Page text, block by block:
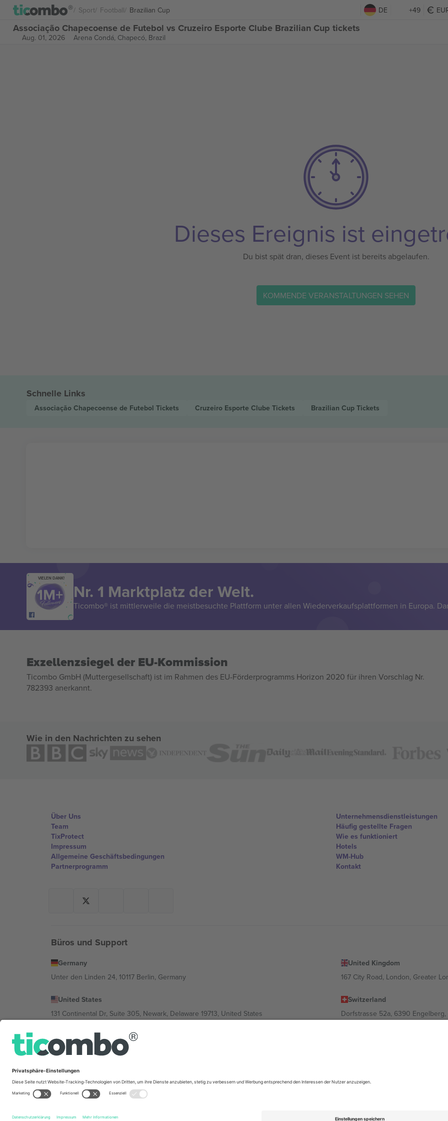
Sport Football Brazilian Cup DE +49
Associação Chapecoense de Futebol vs Cruzeiro Esporte Clube Brazilian Cup tickets
Aug. 01, 2026 Arena Condá, Chapecó, Brazil
Dieses Ereignis ist
Du bist spät dran, dieses Event ist bereits abgelaufen.
KOMMENDE VERANSTALTUNGEN SEHEN
Schnelle Links
Associação Chapecoense de Futebol Tickets Cruzeiro Esporte Clube Tickets Brazilian Cup Tickets
VIELEN DANK!
Nr. 1 Marktplatz der Welt.
Ticombo® ist mittlerweile die meistbesuchte Plattform unter allen Wiederverkaufsplattformen in Europa.
Exzellenzsiegel der EU-Kommission
Ticombo GmbH (Muttergesellschaft) ist im Rahmen des EU-Förderprogramms Horizon 2020 für ihren Vorschlag Nr.
782393 anerkannt.
Wie in den Nachrichten zu sehen
Über Uns
Team
TixProtect
Impressum
Allgemeine Geschäftsbedingungen
Partnerprogramm
Unternehmensdienstleistungen
Häufig gestellte Fragen
Wie es funktioniert
Hotels
WM-Hub
Kontakt
Büros und Support
Germany
Unter den Linden 24, 10117 Berlin, Germany
United Kingdom
167 City Road, London, Greater
United States
131 Continental Dr, Suite 305, Newark, Delaware 19713, United States
Switzerland
Dorfstrasse 52a, 6390 Engelberg,
Bulgaria
Regus Sofia City West, bul Totleben 53-55, 1606 Sofia, Bulgaria
Mexico
Av Chapultepec 360, Roma Norte, Cuauhtémoc, 06700 Ciudad de México, CDMX, Mexico
im Impressum und in den Allgemeinen Geschäftsbedingungen.,
© 2026 Ticombo. Alle Rechte vorbehalten.